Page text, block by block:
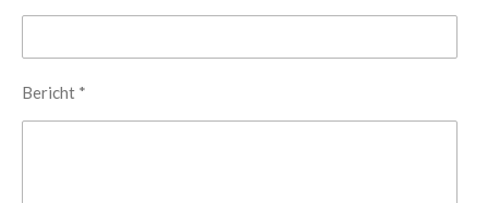
Bericht *